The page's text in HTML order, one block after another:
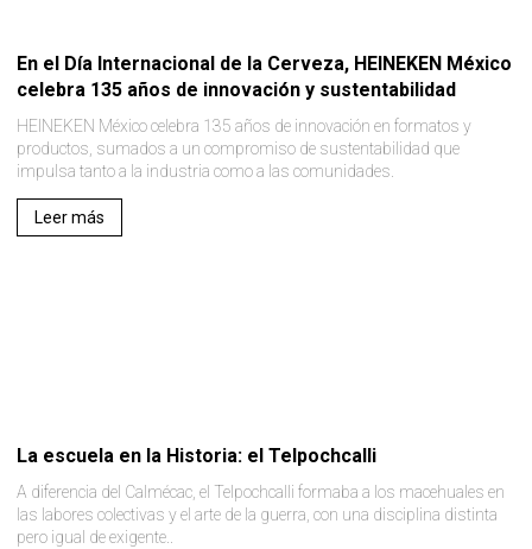
En el Día Internacional de la Cerveza, HEINEKEN México
celebra 135 años de innovación y sustentabilidad
HEINEKEN México celebra 135 años de innovación en formatos y
productos, sumados a un compromiso de sustentabilidad que
impulsa tanto a la industria como a las comunidades.
Leer más
La escuela en la Historia: el Telpochcalli
A diferencia del Calmécac, el Telpochcalli formaba a los macehuales en
las labores colectivas y el arte de la guerra, con una disciplina distinta
pero igual de exigente..